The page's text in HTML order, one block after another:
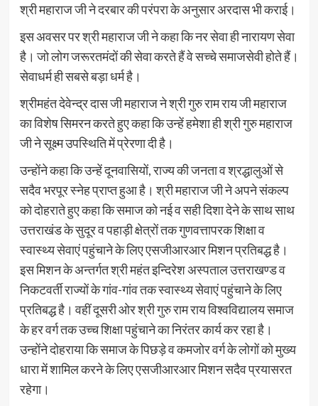
श्री महाराज जी ने दरबार की परंपरा के अनुसार अरदास भी कराई।
इस अवसर पर श्री महाराज जी ने कहा कि नर सेवा ही नारायण सेवा
है। जो लोग जरूरतमंदों की सेवा करते हैं वे सच्चे समाजसेवी होते हैं।
सेवाधर्म ही सबसे बड़ा धर्म है।
श्रीमहंत देवेन्द्र दास जी महाराज ने श्री गुरु राम राय जी महाराज
का विशेष सिमरन करते हुए कहा कि उन्हें हमेशा ही श्री गुरु महाराज
जी ने सूक्ष्म उपस्थिति में प्रेरणा दी है।
उन्होंने कहा कि उन्हें दूनवासियों, राज्य की जनता व श्रद्धालुओं से
सदैव भरपूर स्नेह प्राप्त हुआ है। श्री महाराज जी ने अपने संकल्प
को दोहराते हुए कहा कि समाज को नई व सही दिशा देने के साथ साथ
उत्तराखंड के सुदूर व पहाड़ी क्षेत्रों तक गुणवत्तापरक शिक्षा व
स्वास्थ्य सेवाएं पहुंचाने के लिए एसजीआरआर मिशन प्रतिबद्ध है।
इस मिशन के अन्तर्गत श्री महंत इन्दिरेश अस्पताल उत्तराखण्ड व
निकटवर्ती राज्यों के गांव-गांव तक स्वास्थ्य सेवाएं पहुंचाने के लिए
प्रतिबद्ध है। वहीं दूसरी ओर श्री गुरु राम राय विश्वविद्यालय समाज
के हर वर्ग तक उच्च शिक्षा पहुंचाने का निरंतर कार्य कर रहा है।
उन्होंने दोहराया कि समाज के पिछड़े व कमजोर वर्ग के लोगों को मुख्य
धारा में शामिल करने के लिए एसजीआरआर मिशन सदैव प्रयासरत
रहेगा।